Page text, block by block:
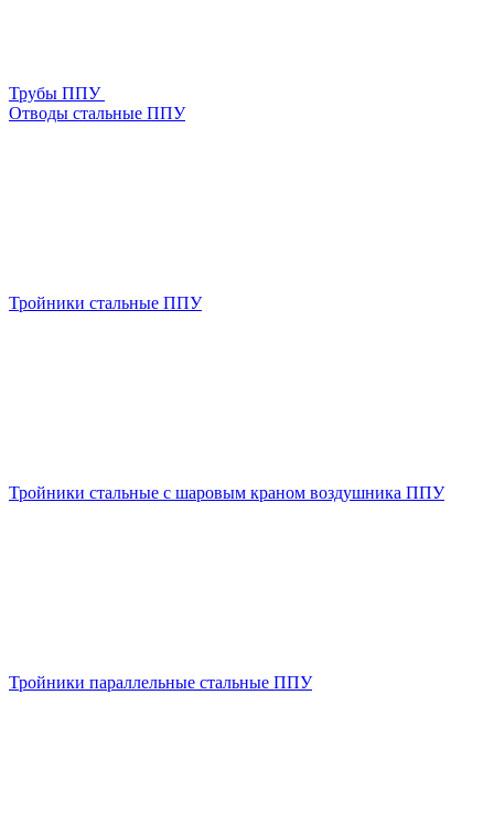
Трубы ППУ
Отводы стальные ППУ
Тройники стальные ППУ
Тройники стальные с шаровым краном воздушника ППУ
Тройники параллельные стальные ППУ